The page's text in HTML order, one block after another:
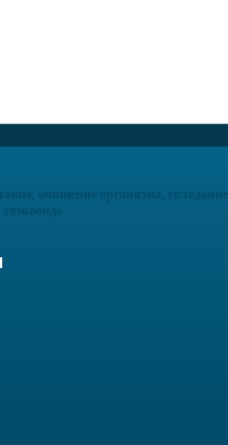
очищение организма,
тхэквондо